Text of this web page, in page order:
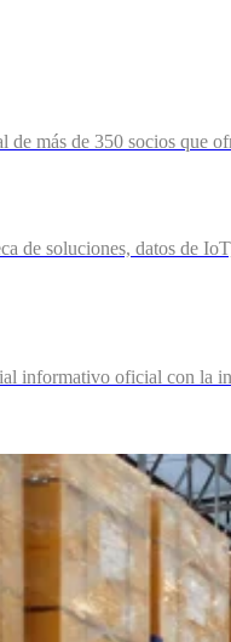
de más de 350 socios que
de soluciones, datos de
informativo oficial con la